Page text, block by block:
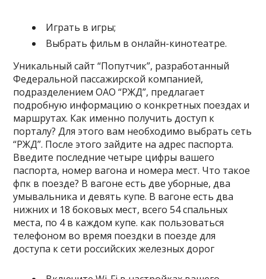
Играть в игры;
Выбрать фильм в онлайн-кинотеатре.
Уникальный сайт “Попутчик”, разработанный
Федеральной пассажирской компанией,
подразделением ОАО “РЖД”, предлагает
подробную информацию о конкретных поездах и
маршрутах. Как именно получить доступ к
порталу? Для этого вам необходимо выбрать сеть
“РЖД”. После этого зайдите на адрес паспорта.
Введите последние четыре цифры вашего
паспорта, номер вагона и номера мест. Что такое
фпк в поезде? В вагоне есть две уборные, два
умывальника и девять купе. В вагоне есть два
нижних и 18 боковых мест, всего 54 спальных
места, по 4 в каждом купе. как пользоваться
телефоном во время поездки в поезде для
доступа к сети российских железных дорог